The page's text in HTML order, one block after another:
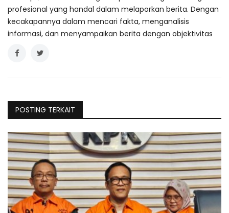
profesional yang handal dalam melaporkan berita. Dengan
kecakapannya dalam mencari fakta, menganalisis
informasi, dan menyampaikan berita dengan objektivitas
POSTING TERKAIT